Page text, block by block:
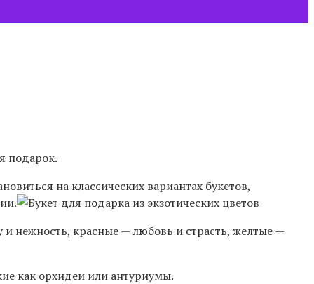
подарок.
на классических вариантах букетов,
нежность, красные — любовь и страсть, желтые —
как орхидеи или антуриумы.